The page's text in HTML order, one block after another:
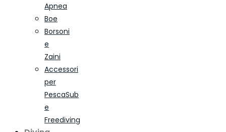
Apnea
Boe
Borsoni
e
Zaini
Accessori
per
PescaSub
e
Freediving